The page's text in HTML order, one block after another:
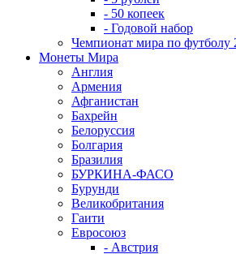
- 50 копеек
- Годовой набор
Чемпионат мира по футболу
Монеты Мира
Англия
Армения
Афганистан
Бахрейн
Белоруссия
Болгария
Бразилия
БУРКИНА-ФАСО
Бурунди
Великобритания
Гаити
Евросоюз
- Австрия